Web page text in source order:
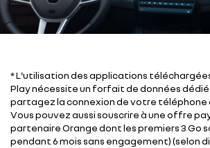
* L'utilisation des applications
Play nécessite un forfait de données
partagez la connexion de votre téléphone
Vous pouvez aussi souscrire à une offre
partenaire Orange dont les premiers 3 Go
pendant 6 mois sans engagement) (selon